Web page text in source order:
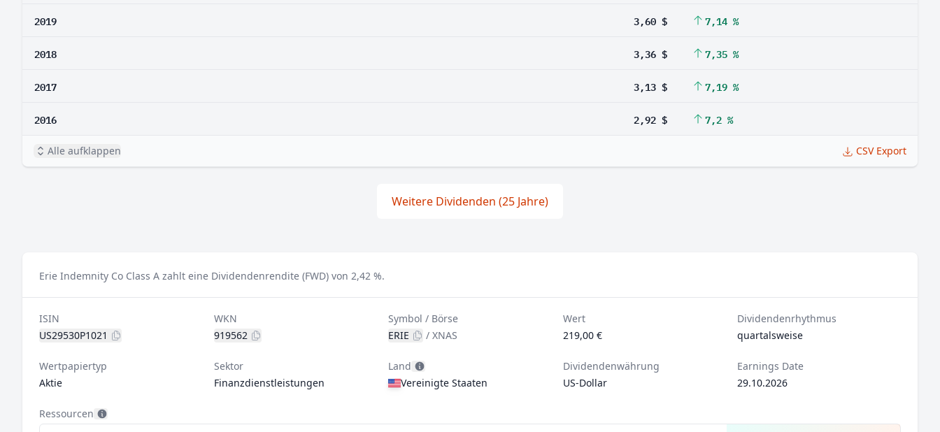
2019 3,60 $ 7,14 %
2018 3,36 $ 7,35 %
2017 3,13 $ 7,19 %
2016 2,92 $ 7,2 %
Alle aufklappen CSV Export
Weitere Dividenden (25 Jahre)
Erie Indemnity Co Class A zahlt eine Dividendenrendite (FWD) von 2,42 %.
ISIN
US29530P1021
WKN
919562
Symbol / Börse
ERIE
/XNAS
Wert
219,00 €
Dividendenrhythmus
quartalsweise
Wertpapiertyp
Aktie
Sektor
Finanzdienstleistungen
Land
Vereinigte Staaten
Dividendenwährung
US-Dollar
Earnings Date
29.10.2026
Ressourcen